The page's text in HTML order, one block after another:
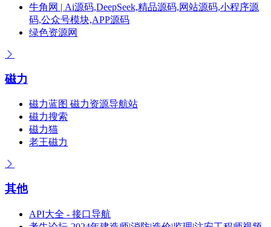
牛角网 | Ai源码,DeepSeek,精品源码,网站源码,小程序源
码,公众号模块,APP源码
绿色资源网
磁力
磁力蓝图 磁力资源导航站
磁力搜索
磁力猫
老王磁力
其他
API大全 - 接口导航